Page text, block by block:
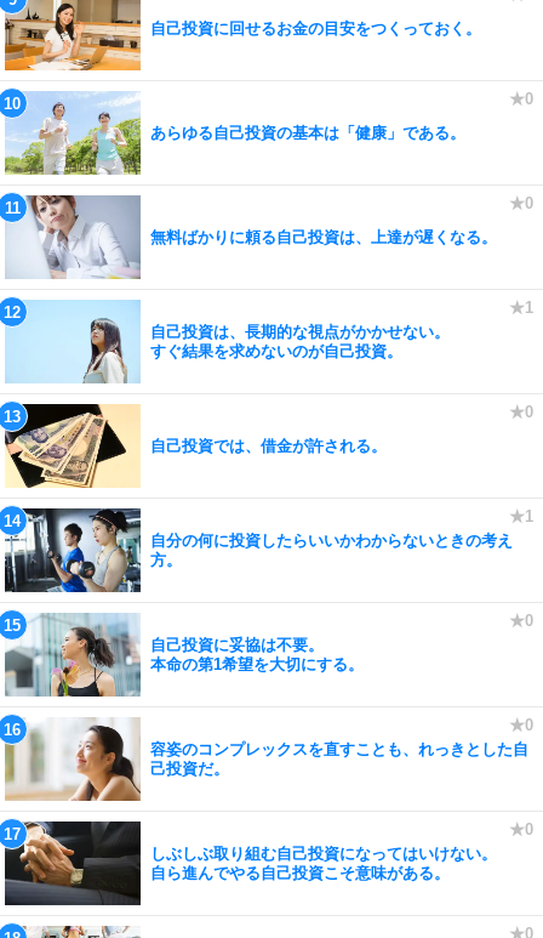
自己投資に回せるお金の目安をつくっておく。
あらゆる自己投資の基本は「健康」である。
無料ばかりに頼る自己投資は、上達が遅くなる。
自己投資は、長期的な視点がかかせない。
すぐ結果を求めないのが自己投資。
自己投資では、借金が許される。
自分の何に投資したらいいかわからないときの考え
方。
自己投資に妥協は不要。
本命の第1希望を大切にする。
容姿のコンプレックスを直すことも、れっきとした自
己投資だ。
しぶしぶ取り組む自己投資になってはいけない。
自ら進んでやる自己投資こそ意味がある。